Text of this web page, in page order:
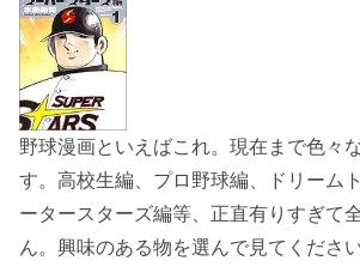
野球漫画といえばこれ。現在まで色々
す。高校生編、プロ野球編、ドリーム
ータースターズ編等、正直有りすぎて
ん。興味のある物を選んで見てください